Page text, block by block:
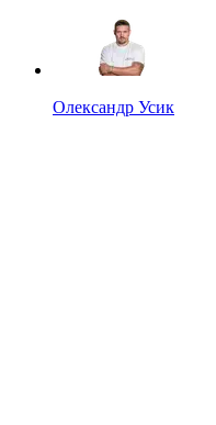
Олександр Усик